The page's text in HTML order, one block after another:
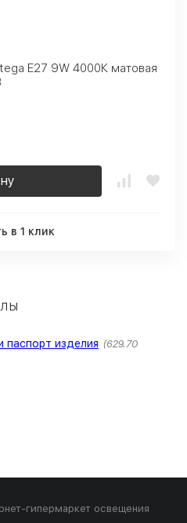
E27 9W 4000К матовая
в 1 клик
паспорт изделия 629.70
гипермаркет освещения